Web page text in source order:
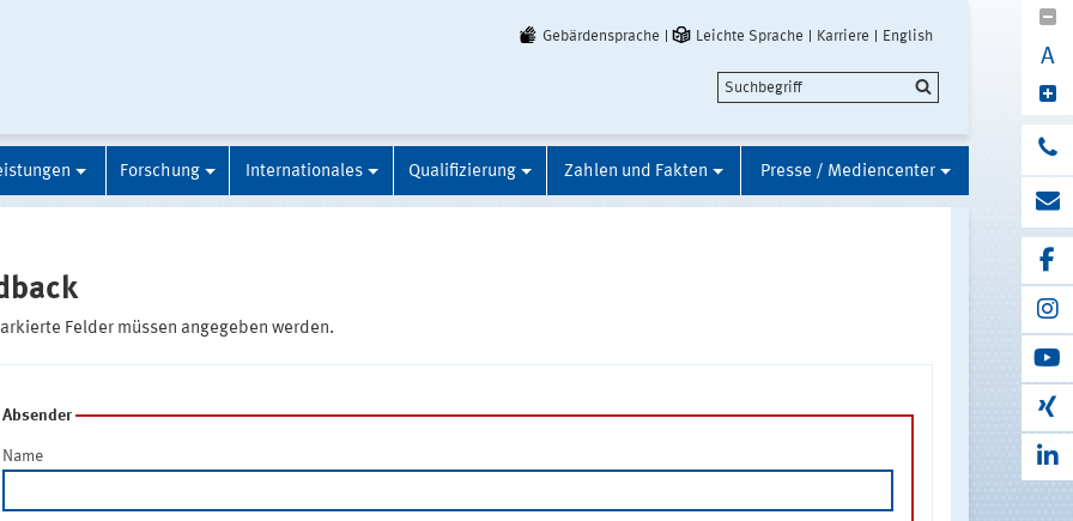
Gebärdensprache Leichte Sprache Karriere English
A
Forschung Internationales Qualifizierung Zahlen und Fakten Presse / Mediencenter
Felder müssen angegeben werden.
Absender
Name